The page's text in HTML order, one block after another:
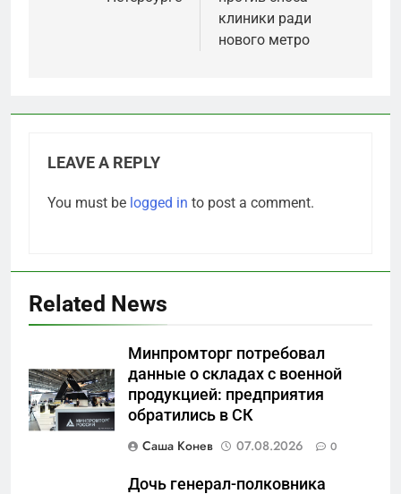
клиники ради
нового метро
LEAVE A REPLY
You must be logged in to post a comment.
Related News
Минпромторг потребовал
данные о складах с военной
продукцией: предприятия
обратились в СК
Саша Конев
07.08.2026 0
Дочь генерал-полковника
5
Что происходит в
калининградском анклаве:
защиты Отечества»